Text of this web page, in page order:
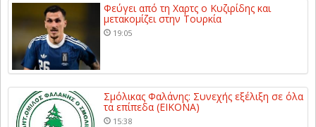
Φεύγει από τη Χαρτς ο Κυζιρίδης και
μετακομίζει στην Τουρκία
19:05
Σμόλικας Φαλάνης: Συνεχής εξέλιξη σε όλα
τα επίπεδα (ΕΙΚΟΝΑ)
15:38